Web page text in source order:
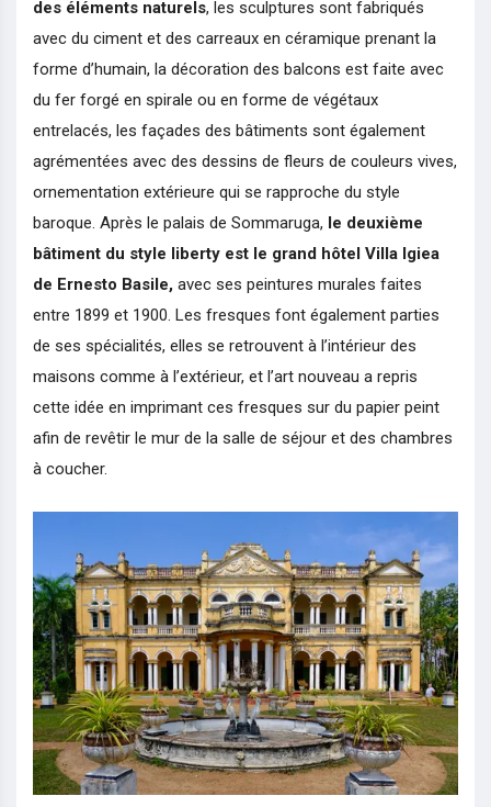
des éléments naturels, les sculptures sont fabriqués
avec du ciment et des carreaux en céramique prenant la
forme d’humain, la décoration des balcons est faite avec
du fer forgé en spirale ou en forme de végétaux
entrelacés, les façades des bâtiments sont également
agrémentées avec des dessins de fleurs de couleurs vives,
ornementation extérieure qui se rapproche du style
baroque. Après le palais de Sommaruga, le deuxième
bâtiment du style liberty est le grand hôtel Villa Igiea
de Ernesto Basile, avec ses peintures murales faites
entre 1899 et 1900. Les fresques font également parties
de ses spécialités, elles se retrouvent à l’intérieur des
maisons comme à l’extérieur, et l’art nouveau a repris
cette idée en imprimant ces fresques sur du papier peint
afin de revêtir le mur de la salle de séjour et des chambres
à coucher.